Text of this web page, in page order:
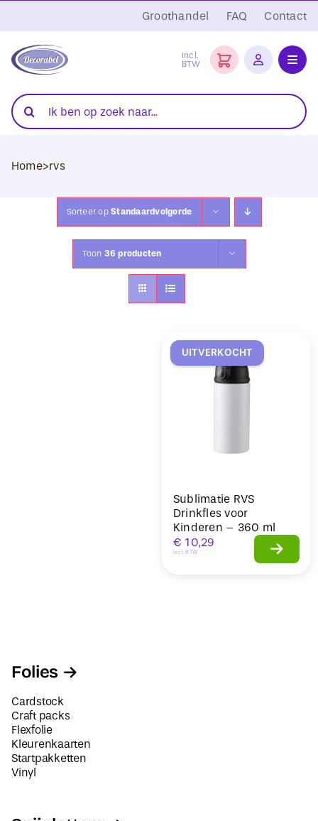
naar
inhoud
Groothandel FAQ Contact
Incl.
BTW
Folies
Transferpersen
Sublimatie
Blanco Textiel
Zoeken
naar:
Home>rvs
Sorteer opStandaardvolgorde
Toon 36 producten
UITVERKOCHT
Sublimatie RVS
Drinkfles voor
Kinderen – 360 ml
€ 10,29
Incl. BTW
Folies
Cardstock
Craft packs
Flexfolie
Kleurenkaarten
Startpakketten
Vinyl